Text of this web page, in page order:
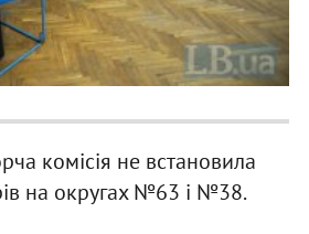
комісія не встановила
на округах №63 і №38.